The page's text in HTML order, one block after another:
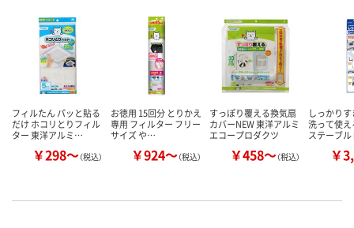
フィルたん パッと貼る
だけ ホコリとりフィル
ター 東洋アルミ…
￥298～（税込）
お徳用 15回分 とりかえ
専用 フィルター フリー
サイズ や…
￥924～（税込）
すっぽり覆える換気扇
カバーNEW 東洋アルミ
エコープロダクツ
￥458～（税込）
しっかり
洗って使
ステーブ
￥